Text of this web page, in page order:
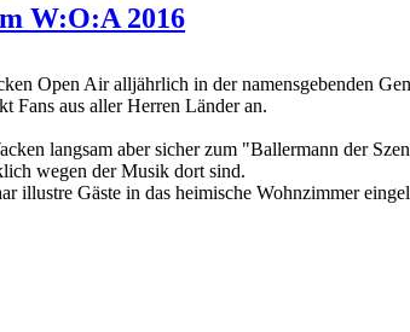
W:O:A 2016
Open Air alljährlich in der namensgebenden
Fans aus aller Herren Länder an.
langsam aber sicher zum "Ballermann der
wegen der Musik dort sind.
illustre Gäste in das heimische Wohnzimmer